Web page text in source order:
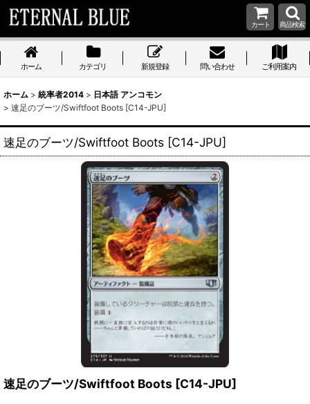
カート 商品検索
ホーム カテゴリ 新規登録 問い合わせ ご利用案内
ホーム > 統率者2014 > 日本語 アンコモン
> 速足のブーツ/Swiftfoot Boots [C14-JPU]
速足のブーツ/Swiftfoot Boots [C14-JPU]
速足のブーツ/Swiftfoot Boots [C14-JPU]